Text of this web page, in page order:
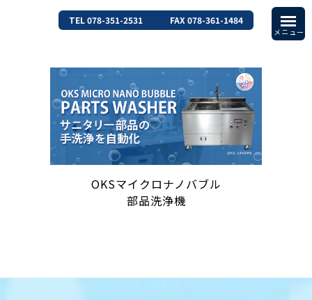
TEL 078-351-2531 FAX 078-361-1484
OKSマイクロナノバブル
部品洗浄機